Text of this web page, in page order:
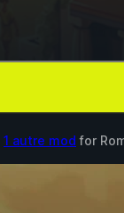
1 autre mod for